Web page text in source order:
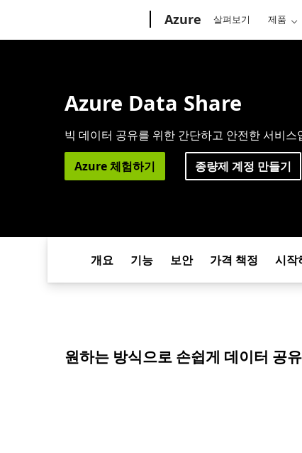
Azure 살펴보기 제품
Azure Data Share
빅 데이터 공유를 위한 간단하고 안전한 서비스
Azure 체험하기
종량제 계정 만들기
개요 기능 보안 가격 책정 시작
원하는 방식으로 손쉽게 데이터 공유